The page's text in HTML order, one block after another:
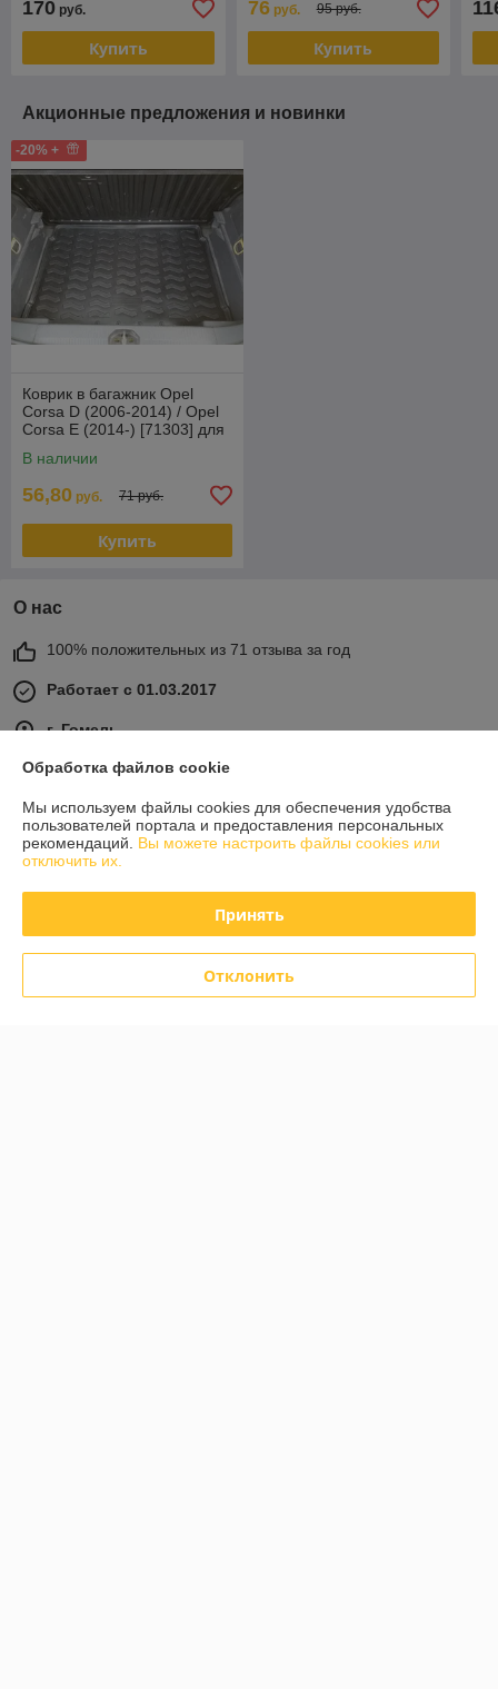
170 руб.
Купить
76руб. 95 руб.
Купить
Акционные предложения и новинки
-20% +
Коврик в багажник Opel
Corsa D (2006-2014) / Opel
Corsa E (2014-) [71303] для
В наличии
56,80 руб. 71 руб.
Купить
О нас
100% положительных из 71 отзыва за год
Работает с 01.03.2017
г. Гомель
Сегодня выходной Показать весь график работы
06.08.2026
Обработка файлов cookie
Мы используем файлы cookies для обеспечения удобства
пользователей портала и предоставления персональных
рекомендаций. Вы можете настроить файлы cookies или
отключить их.
Принять
Отклонить